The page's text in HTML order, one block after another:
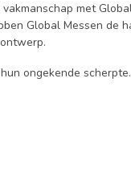
met
Global Messen
ongekende